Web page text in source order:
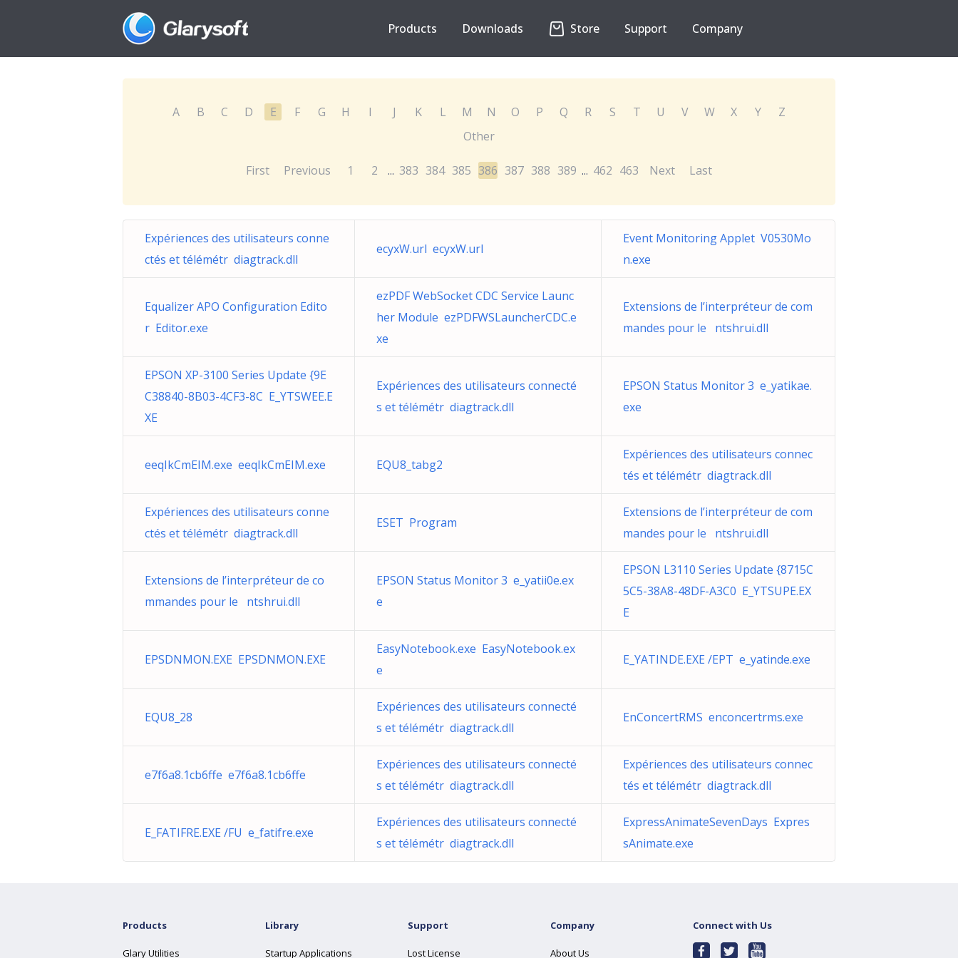
Products Downloads Store Support Company
A B C D E F G H I J K L M N O P Q R S T U V W X Y
Z
Other
First Previous 1 2 ... 383 384 385 386 387 388 389 ... 462 463 Next Last
Expériences des utilisateurs conne
ctés et télémétr diagtrack.dll
ecyxW.url ecyxW.url
Event Monitoring Applet V0530Mo
n.exe
Equalizer APO Configuration Edito
r Editor.exe
ezPDF WebSocket CDC Service Launc
her Module ezPDFWSLauncherCDC.e
xe
Extensions de l’interpréteur de com
mandes pour le ntshrui.dll
EPSON XP-3100 Series Update {9E
C38840-8B03-4CF3-8C E_YTSWEE.E
XE
Expériences des utilisateurs connecté
s et télémétr diagtrack.dll
EPSON Status Monitor 3 e_yatikae.
exe
eeqIkCmEIM.exe eeqIkCmEIM.exe EQU8_tabg2
Expériences des utilisateurs connec
tés et télémétr diagtrack.dll
Expériences des utilisateurs conne
ctés et télémétr diagtrack.dll
ESET Program
Extensions de l’interpréteur de com
mandes pour le ntshrui.dll
Extensions de l’interpréteur de co
mmandes pour le ntshrui.dll
EPSON Status Monitor 3 e_yatii0e.ex
e
EPSON L3110 Series Update {8715C
5C5-38A8-48DF-A3C0 E_YTSUPE.EX
E
EPSDNMON.EXE EPSDNMON.EXE
EasyNotebook.exe EasyNotebook.ex
e
E_YATINDE.EXE /EPT e_yatinde.exe
EQU8_28
Expériences des utilisateurs connecté
s et télémétr diagtrack.dll
EnConcertRMS enconcertrms.exe
e7f6a8.1cb6ffe e7f6a8.1cb6ffe
Expériences des utilisateurs connecté
s et télémétr diagtrack.dll
Expériences des utilisateurs connec
tés et télémétr diagtrack.dll
E_FATIFRE.EXE /FU e_fatifre.exe
Expériences des utilisateurs connecté
s et télémétr diagtrack.dll
ExpressAnimateSevenDays Expres
sAnimate.exe
Products
Glary Utilities
Library
Startup Applications
Support
Lost License
Company
About Us
Connect with Us